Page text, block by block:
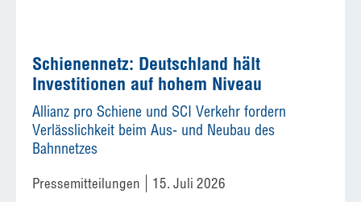
Schienennetz: Deutschland hält
Investitionen auf hohem Niveau
Allianz pro Schiene und SCI Verkehr fordern
Verlässlichkeit beim Aus- und Neubau des
Bahnnetzes
Pressemitteilungen 15. Juli 2026